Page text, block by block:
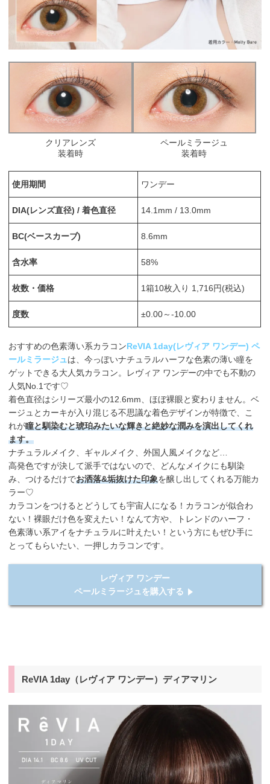
クリアレンズ
装着時
ペールミラージュ
装着時
使用期間 ワンデー
DIA(レンズ直径) / 着色直径 14.1mm / 13.0mm
BC(ベースカーブ) 8.6mm
含水率 58%
枚数・価格 1箱10枚入り 1,716円(税込)
度数 ±0.00～-10.00
おすすめの色素薄い系カラコンReVIA 1day(レヴィア ワンデー) ペ
ールミラージュは、今っぽいナチュラルハーフな色素の薄い瞳を
ゲットできる大人気カラコン。レヴィア ワンデーの中でも不動の
人気No.1です♡
着色直径はシリーズ最小の12.6mm、ほぼ裸眼と変わりません。ベ
ージュとカーキが入り混じる不思議な着色デザインが特徴で、こ
れが瞳と馴染むと琥珀みたいな輝きと絶妙な潤みを演出してくれ
ます。
ナチュラルメイク、ギャルメイク、外国人風メイクなど…
高発色ですが決して派手ではないので、どんなメイクにも馴染
み、つけるだけでお洒落&垢抜けた印象を醸し出してくれる万能カ
ラー♡
カラコンをつけるとどうしても宇宙人になる！カラコンが似合わ
ない！裸眼だけ色を変えたい！なんて方や、トレンドのハーフ・
色素薄い系アイをナチュラルに叶えたい！という方にもぜひ手に
とってもらいたい、一押しカラコンです。
レヴィア ワンデー
ペールミラージュを購入する
ReVIA 1day（レヴィア ワンデー）ディアマリン